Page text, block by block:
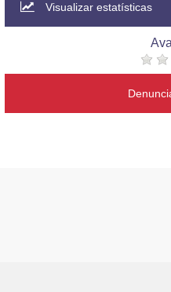
Visualizar estatísticas